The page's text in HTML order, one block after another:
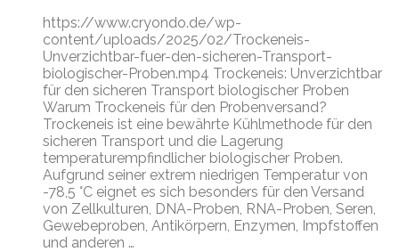
https://www.cryondo.de/wp-
content/uploads/2025/02/Trockeneis-
Unverzichtbar-fuer-den-sicheren-Transport-
biologischer-Proben.mp4 Trockeneis: Unverzichtbar
für den sicheren Transport biologischer Proben
Warum Trockeneis für den Probenversand?
Trockeneis ist eine bewährte Kühlmethode für den
sicheren Transport und die Lagerung
temperaturempfindlicher biologischer Proben.
Aufgrund seiner extrem niedrigen Temperatur von
-78,5 °C eignet es sich besonders für den Versand
von Zellkulturen, DNA-Proben, RNA-Proben, Seren,
Gewebeproben, Antikörpern, Enzymen, Impfstoffen
und anderen …